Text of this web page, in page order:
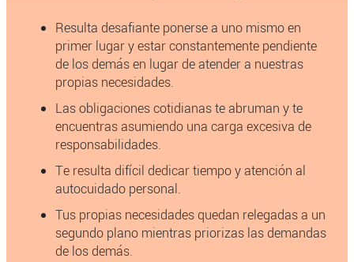
Resulta desafiante ponerse a uno mismo en
primer lugar y estar constantemente pendiente
de los demás en lugar de atender a nuestras
propias necesidades.
Las obligaciones cotidianas te abruman y te
encuentras asumiendo una carga excesiva de
responsabilidades.
Te resulta difícil dedicar tiempo y atención al
autocuidado personal.
Tus propias necesidades quedan relegadas a un
segundo plano mientras priorizas las demandas
de los demás.